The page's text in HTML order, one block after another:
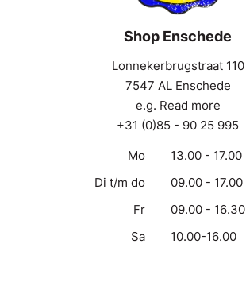
Shop Enschede
Lonnekerbrugstraat 110
7547 AL Enschede
e.g. Read more
+31 (0)85 - 90 25 995
Mo
13.00 - 17.00
Di t/m do
09.00 - 17.00
Fr
09.00 - 16.30
Sa
10.00-16.00